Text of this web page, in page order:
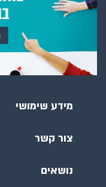
מידע שימושי
צור קשר
נושאים